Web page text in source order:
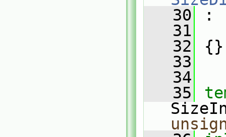
   30
:
   31
   32
{}
   33
   34
   35